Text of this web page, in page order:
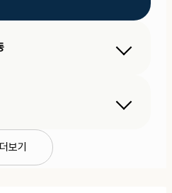
야 하며, 안내된 치료 강도를
.
더보기